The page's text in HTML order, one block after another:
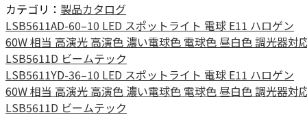
カテゴリ： 製品カタログ
LSB5611AD-60–10 LED スポットライト 電球 E11 ハロゲン
60W 相当 高演光 高演色 濃い電球色 電球色 昼白色 調光器対
LSB5611D ビームテック
LSB5611YD-36–10 LED スポットライト 電球 E11 ハロゲン
60W 相当 高演光 高演色 濃い電球色 電球色 昼白色 調光器対
LSB5611D ビームテック